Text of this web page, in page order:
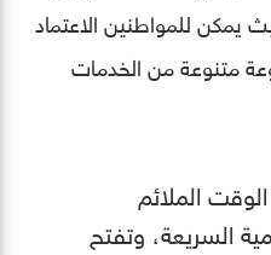
للمواطنين الاعتماد
متنوعة من الخدمات
الملائم
السريعة، وتفتح